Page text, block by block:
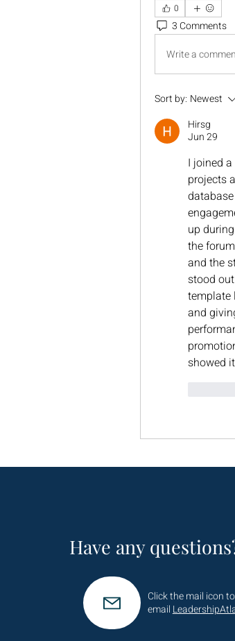
0
3 Comments
Write a
Sort by: Newest
Hirsg
Jun 29
I joined
projects
up
the
and the
stood
template
and
showed
Have any
Click the mail icon
email